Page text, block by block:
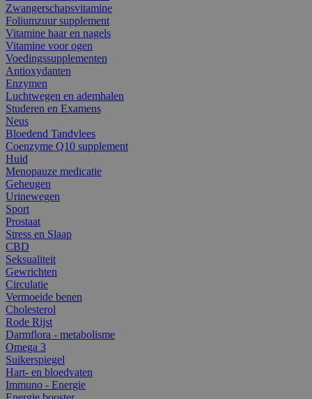
Zwangerschapsvitamine
Foliumzuur supplement
Vitamine haar en nagels
Vitamine voor ogen
Voedingssupplementen
Antioxydanten
Enzymen
Luchtwegen en ademhalen
Studeren en Examens
Neus
Bloedend Tandvlees
Coenzyme Q10 supplement
Huid
Menopauze medicatie
Geheugen
Urinewegen
Sport
Prostaat
Stress en Slaap
CBD
Seksualiteit
Gewrichten
Circulatie
Vermoeide benen
Cholesterol
Rode Rijst
Darmflora - metabolisme
Omega 3
Suikerspiegel
Hart- en bloedvaten
Immuno - Energie